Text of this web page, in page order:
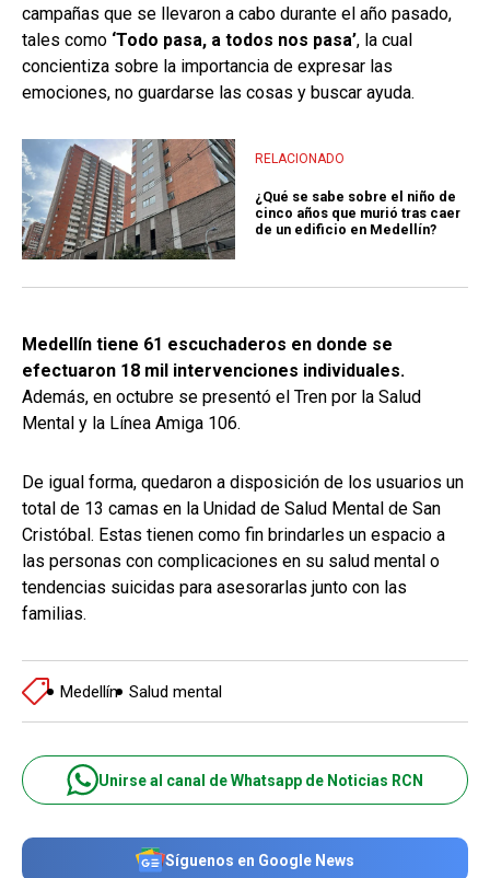
campañas que se llevaron a cabo durante el año pasado,
tales como ‘Todo pasa, a todos nos pasa’, la cual
concientiza sobre la importancia de expresar las
emociones, no guardarse las cosas y buscar ayuda.
RELACIONADO
¿Qué se sabe sobre el niño de
cinco años que murió tras caer
de un edificio en Medellín?
Medellín tiene 61 escuchaderos en donde se
efectuaron 18 mil intervenciones individuales.
Además, en octubre se presentó el Tren por la Salud
Mental y la Línea Amiga 106.
De igual forma, quedaron a disposición de los usuarios un
total de 13 camas en la Unidad de Salud Mental de San
Cristóbal. Estas tienen como fin brindarles un espacio a
las personas con complicaciones en su salud mental o
tendencias suicidas para asesorarlas junto con las
familias.
Medellín Salud mental
Unirse al canal de Whatsapp de Noticias RCN
Síguenos en Google News